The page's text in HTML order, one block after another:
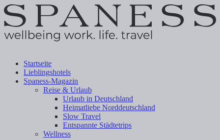
Startseite
Lieblingshotels
Spaness-Magazin
Reise & Urlaub
Urlaub in Deutschland
Heimatliebe Norddeutschland
Slow Travel
Entspannte Städtetrips
Wellness